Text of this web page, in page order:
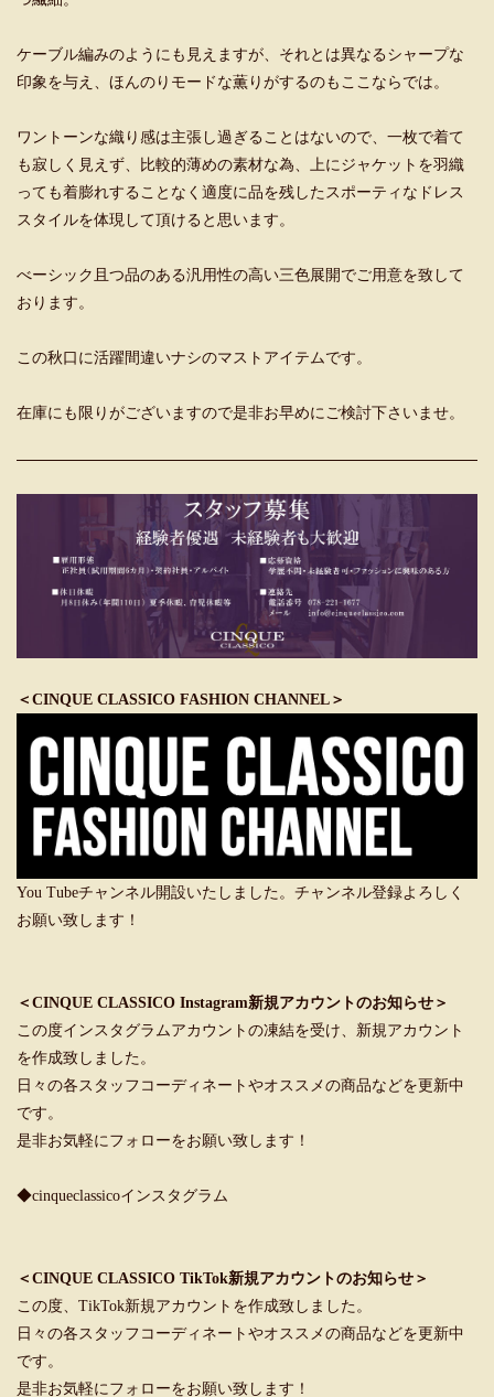
ケーブル編みのようにも見えますが、それとは異なるシャープな
印象を与え、ほんのりモードな薫りがするのもここならでは。
ワントーンな織り感は主張し過ぎることはないので、一枚で着て
も寂しく見えず、比較的薄めの素材な為、上にジャケットを羽織
っても着膨れすることなく適度に品を残したスポーティなドレス
スタイルを体現して頂けると思います。
べーシック且つ品のある汎用性の高い三色展開でご用意を致して
おります。
この秋口に活躍間違いナシのマストアイテムです。
在庫にも限りがございますので是非お早めにご検討下さいませ。
＜CINQUE CLASSICO FASHION CHANNEL＞
You Tubeチャンネル開設いたしました。チャンネル登録よろしく
お願い致します！
＜CINQUE CLASSICO Instagram新規アカウントのお知らせ＞
この度インスタグラムアカウントの凍結を受け、新規アカウント
を作成致しました。
日々の各スタッフコーディネートやオススメの商品などを更新中
です。
是非お気軽にフォローをお願い致します！
◆cinqueclassicoインスタグラム
＜CINQUE CLASSICO TikTok新規アカウントのお知らせ＞
この度、TikTok新規アカウントを作成致しました。
日々の各スタッフコーディネートやオススメの商品などを更新中
です。
是非お気軽にフォローをお願い致します！